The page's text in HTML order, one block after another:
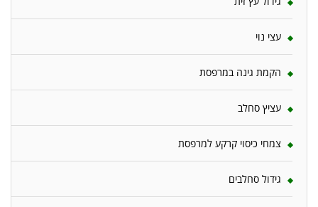
עצי נוי
הקמת גינה במרפסת
עציץ סחלב
צמחי כיסוי קרקע למרפסת
גידול סחלבים